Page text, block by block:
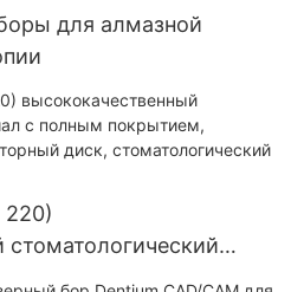
для алмазной
220)